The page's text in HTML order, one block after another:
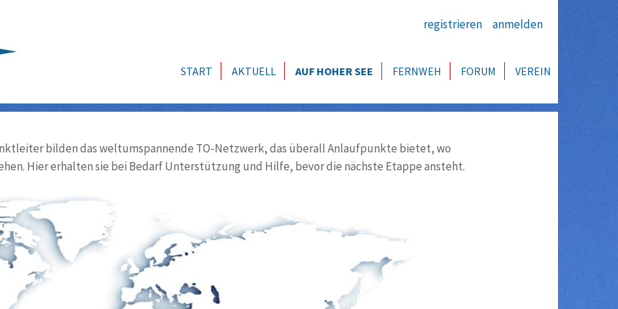
registrieren anmelden
START AKTUELL AUF HOHER SEE FERNWEH FORUM VEREIN
bilden das weltumspannende TO-Netzwerk, das überall Anlaufpunkte bietet, wo
Hier erhalten sie bei Bedarf Unterstützung und Hilfe, bevor die nächste Etappe ansteht.